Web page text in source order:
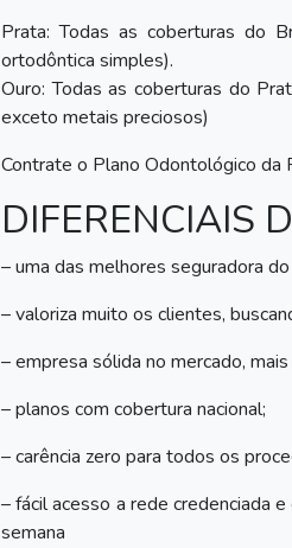
Prata: Todas as coberturas do
ortodôntica simples).
Ouro: Todas as coberturas do
exceto metais preciosos)
Contrate o Plano Odontológico da
DIFERENCIAIS
– uma das melhores seguradora
– valoriza muito os clientes,
– empresa sólida no mercado,
– planos com cobertura nacional;
– carência zero para todos os
– fácil acesso a rede credenciada
semana